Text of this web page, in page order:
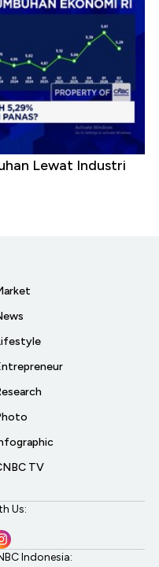
Lewat Industri
TV
Us:
Indonesia: